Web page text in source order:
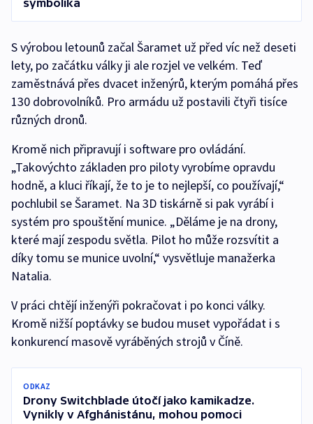
symbolika
S výrobou letounů začal Šaramet už před víc než deseti
lety, po začátku války ji ale rozjel ve velkém. Teď
zaměstnává přes dvacet inženýrů, kterým pomáhá přes
130 dobrovolníků. Pro armádu už postavili čtyři tisíce
různých dronů.
Kromě nich připravují i software pro ovládání.
„Takovýchto základen pro piloty vyrobíme opravdu
hodně, a kluci říkají, že to je to nejlepší, co používají,“
pochlubil se Šaramet. Na 3D tiskárně si pak vyrábí i
systém pro spouštění munice. „Děláme je na drony,
které mají zespodu světla. Pilot ho může rozsvítit a
díky tomu se munice uvolní,“ vysvětluje manažerka
Natalia.
V práci chtějí inženýři pokračovat i po konci války.
Kromě nižší poptávky se budou muset vypořádat i s
konkurencí masově vyráběných strojů v Číně.
ODKAZ
Drony Switchblade útočí jako kamikadze.
Vynikly v Afghánistánu, mohou pomoci